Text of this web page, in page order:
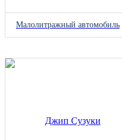
Малолитражный автомобиль